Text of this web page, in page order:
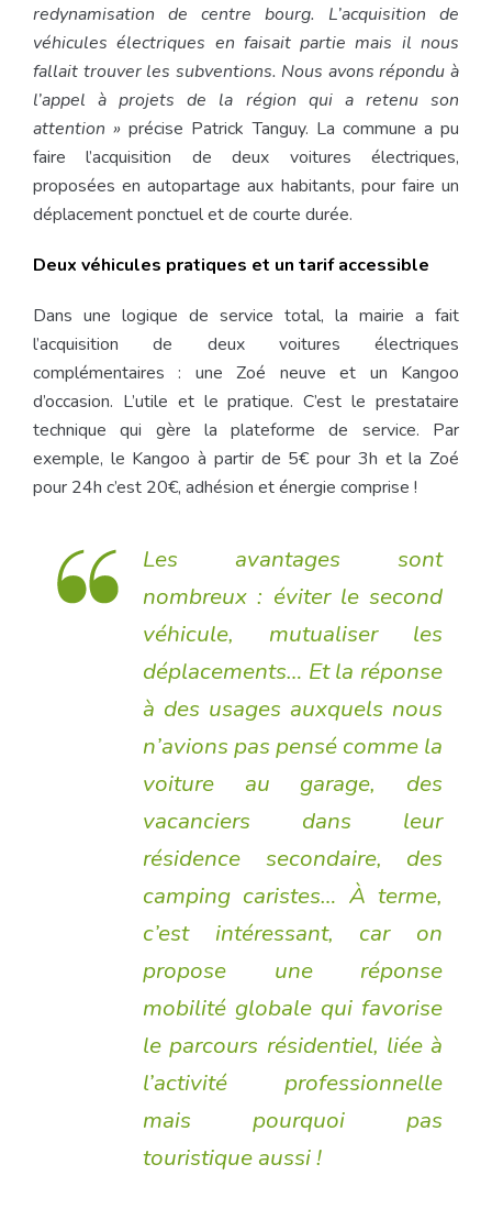
redynamisation de centre bourg. L’acquisition de
véhicules électriques en faisait partie mais il nous
fallait trouver les subventions. Nous avons répondu à
l’appel à projets de la région qui a retenu son
attention » précise Patrick Tanguy. La commune a pu
faire l’acquisition de deux voitures électriques,
proposées en autopartage aux habitants, pour faire un
déplacement ponctuel et de courte durée.
Deux véhicules pratiques et un tarif accessible
Dans une logique de service total, la mairie a fait
l’acquisition de deux voitures électriques
complémentaires : une Zoé neuve et un Kangoo
d’occasion. L’utile et le pratique. C’est le prestataire
technique qui gère la plateforme de service. Par
exemple, le Kangoo à partir de 5€ pour 3h et la Zoé
pour 24h c’est 20€, adhésion et énergie comprise !
Les avantages sont
nombreux : éviter le second
véhicule, mutualiser les
déplacements… Et la réponse
à des usages auxquels nous
n’avions pas pensé comme la
voiture au garage, des
vacanciers dans leur
résidence secondaire, des
camping caristes… À terme,
c’est intéressant, car on
propose une réponse
mobilité globale qui favorise
le parcours résidentiel, liée à
l’activité professionnelle
mais pourquoi pas
touristique aussi !